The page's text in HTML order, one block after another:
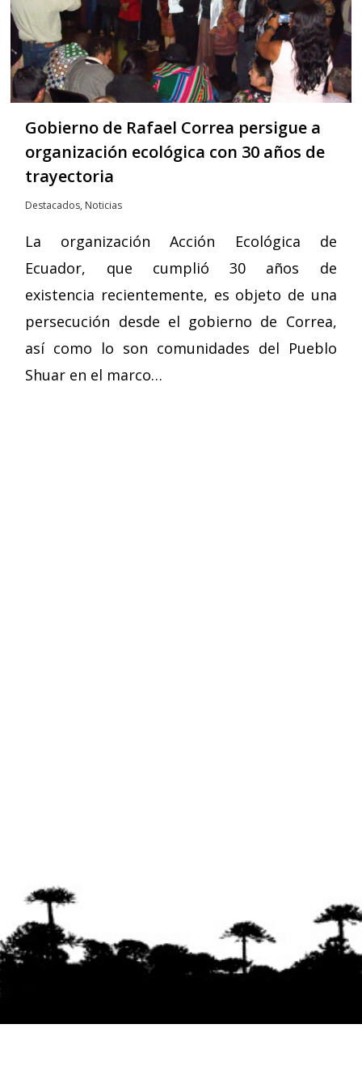
Gobierno de Rafael Correa persigue a
organización ecológica con 30 años de
trayectoria
Destacados, Noticias
La organización Acción Ecológica de
Ecuador, que cumplió 30 años de
existencia recientemente, es objeto de una
persecución desde el gobierno de Correa,
así como lo son comunidades del Pueblo
Shuar en el marco…